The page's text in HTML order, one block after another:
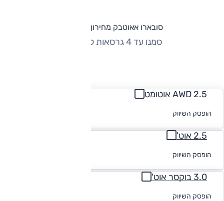
סובארו אאוטבק מחירון וגרסאות
סמנו עד 4 גרסאות להשוואה
2.5 AWD אוטומט
הופסק השיווק
2.5 אוט'
הופסק השיווק
3.0 בוקסר אוט'
הופסק השיווק